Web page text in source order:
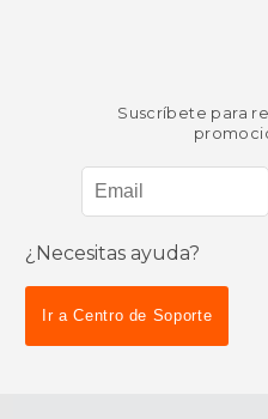
Suscríbete para
¿Necesitas ayuda?
Ir a Centro de Soporte